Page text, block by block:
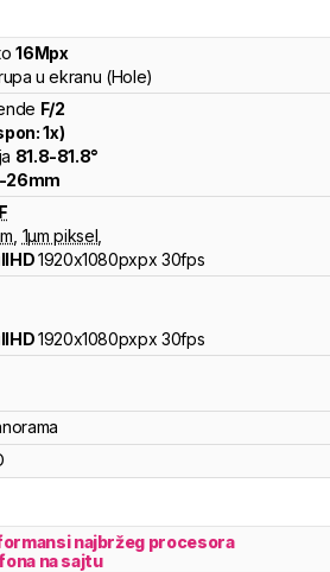
16Mpx
u ekranu (Hole)
F/2
1x)
81.8-81.8°
-26mm
1µm piksel
1920x1080pxpx30fps
1920x1080pxpx30fps
najbržeg procesora
na sajtu